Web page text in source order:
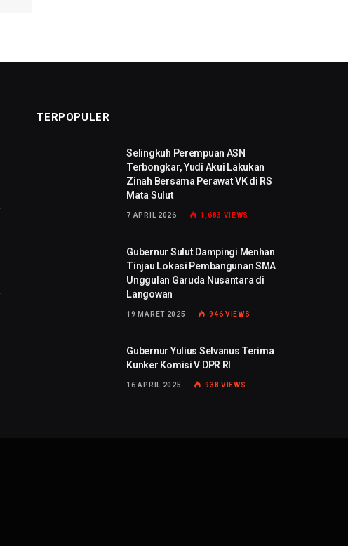
TERPOPULER
Selingkuh Perempuan ASN
Terbongkar, Yudi Akui Lakukan
Zinah Bersama Perawat VK di RS
Mata Sulut
7 APRIL 2026 1,683 VIEWS
Gubernur Sulut Dampingi Menhan
Tinjau Lokasi Pembangunan SMA
Unggulan Garuda Nusantara di
Langowan
19 MARET 2025 946 VIEWS
Gubernur Yulius Selvanus Terima
Kunker Komisi V DPR RI
16 APRIL 2025 938 VIEWS